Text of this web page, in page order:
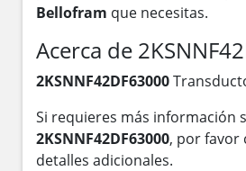
Bellofram que necesitas.
Acerca de
2KSNNF42DF63000
Si requieres más información
2KSNNF42DF63000, por favor
detalles adicionales.